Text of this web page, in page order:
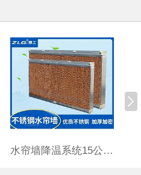
水帘墙降温系统15公分厚标准7090订制湿帘墙养殖场大棚铝合金